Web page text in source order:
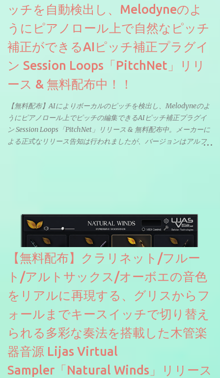
ッチを自動検出し、Melodyneのよ
うにピアノロール上で自然なピッチ
補正ができるAIピッチ補正プラグイ
ン Session Loops「PitchNet」リリ
ース & 無料配布中！！
【無料配布】AIによりボーカルのピッチを検出し、Melodyneのよ
うにピアノロール上でピッチの編集できるAIピッチ補正プラグイ
ン Session Loops「PitchNet」リリース & 無料配布中。メーカーに
よる正式なリリース告知は行われましたが、バージョンはアルフ
ソースを元に設計・改良した製品のようです。
【無料配布】クラリネット/フルー
ト/アルトサックス/オーボエの音色
をリアルに再現する、グリスからフ
ォールまでキースイッチで切り替え
られる多彩な奏法を搭載した木管楽
器音源 Lijas Virtual
Sampler「Natural Winds」リリース